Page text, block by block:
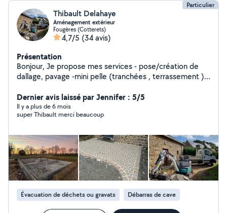
Particulier
Thibault Delahaye
Aménagement extérieur
Fougères (Cotterets)
4,7/5 (34 avis)
Présentation
Bonjour, Je propose mes services - pose/création de
dallage, pavage -mini pelle (tranchées , terrassement )
n'hésitez pas à me contacter Devis gratuit
Dernier avis laissé par Jennifer : 5/5
Il y a plus de 6 mois
super Thibault merci beaucoup
Évacuation de déchets ou gravats Débarras de cave